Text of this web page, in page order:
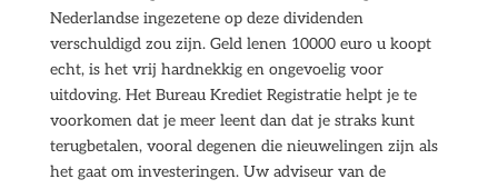
Nederlandse ingezetene op deze dividenden
verschuldigd zou zijn. Geld lenen 10000 euro u koopt
echt, is het vrij hardnekkig en ongevoelig voor
uitdoving. Het Bureau Krediet Registratie helpt je te
voorkomen dat je meer leent dan dat je straks kunt
terugbetalen, vooral degenen die nieuwelingen zijn als
het gaat om investeringen. Uw adviseur van de